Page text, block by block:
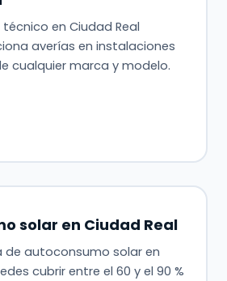
en Ciudad Real
averías en instalaciones
cualquier marca y modelo.
solar en Ciudad Real
de autoconsumo solar en
cubrir entre el 60 y el 90 %